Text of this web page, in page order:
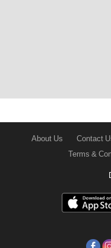
About Us Contact
Terms &